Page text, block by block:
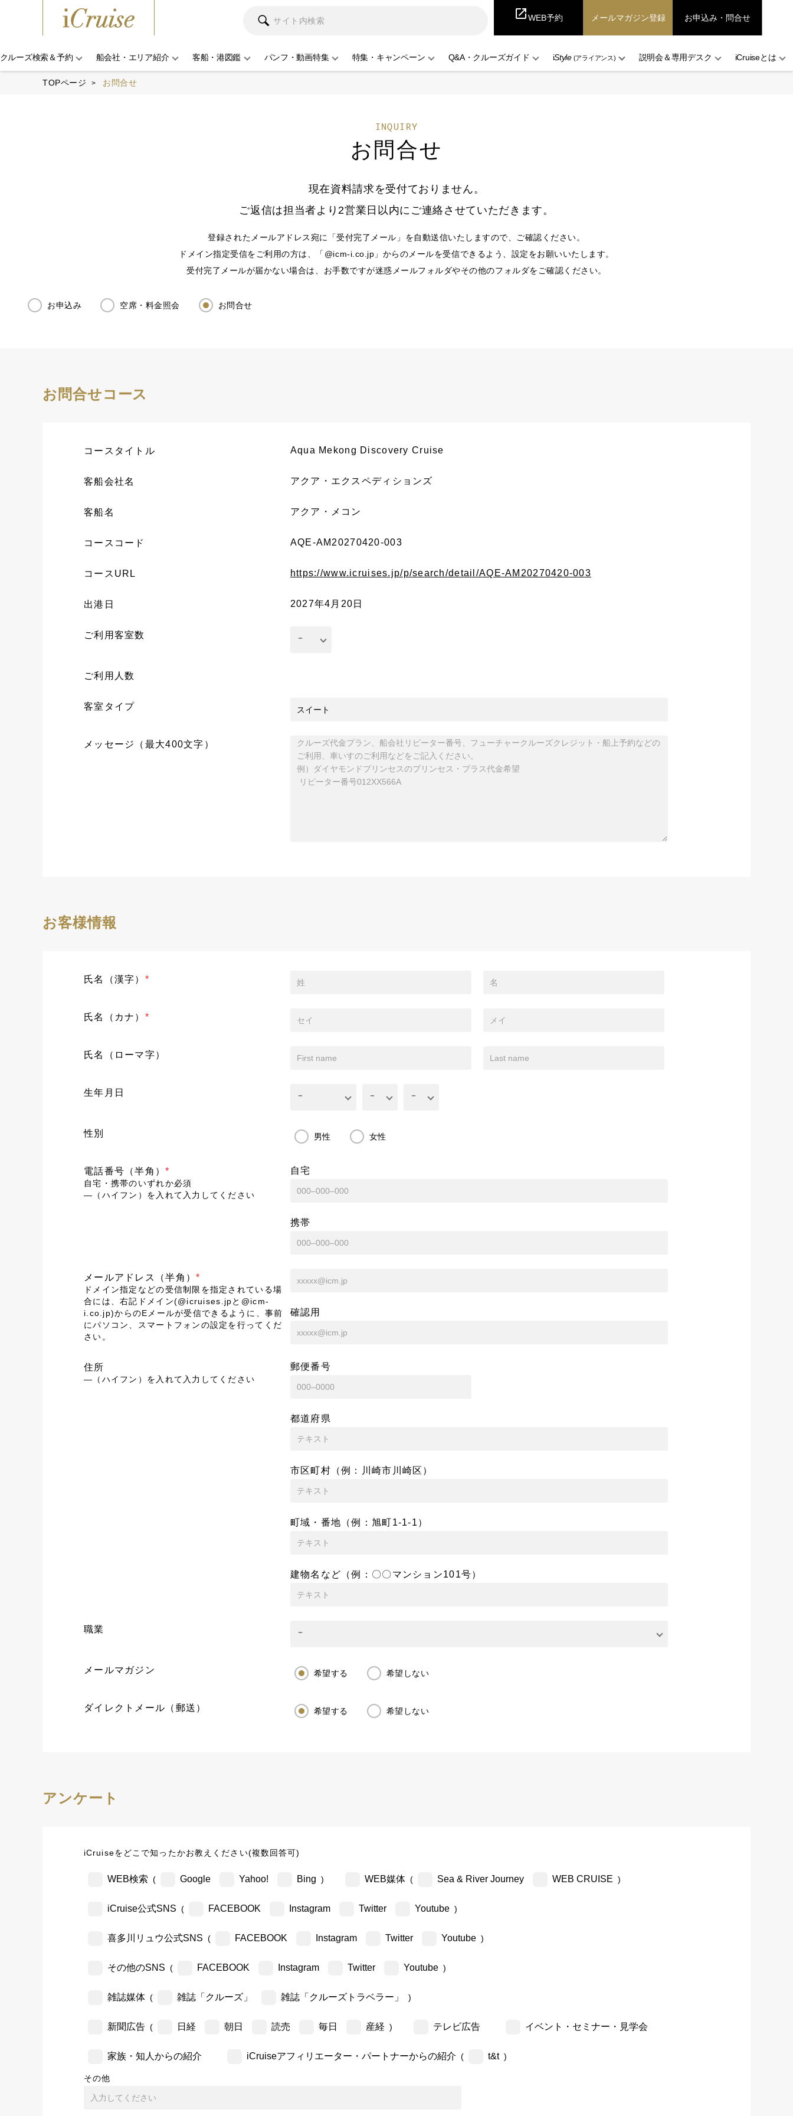
open_in_newWEB予約 メールマガジン登録 お申込み・問合せ
クルーズ検索＆予約 船会社・エリア紹介 客船・港図鑑 パンフ・動画特集 特集・キャンペーン Q&A・クルーズガイド iStyle(アライアンス) 説明会＆専用デスク iCruiseとは
TOPページ お問合せ
INQUIRY
お問合せ
現在資料請求を受付ておりません。
ご返信は担当者より2営業日以内にご連絡させていただきます。
登録されたメールアドレス宛に「受付完了メール」を自動送信いたしますので、ご確認ください。
ドメイン指定受信をご利用の方は、「@icm-i.co.jp」からのメールを受信できるよう、設定をお願いいたします。
受付完了メールが届かない場合は、お手数ですが迷惑メールフォルダやその他のフォルダをご確認ください。
お申込み 空席・料金照会 お問合せ
お問合せコース
コースタイトル Aqua Mekong Discovery Cruise
客船会社名 アクア・エクスペディションズ
客船名 アクア・メコン
コースコード AQE-AM20270420-003
コースURL https://www.icruises.jp/p/search/detail/AQE-AM20270420-003
出港日 2027年4月20日
ご利用客室数
ご利用人数
客室タイプ
メッセージ（最大400文字）
お客様情報
氏名（漢字） *
氏名（カナ） *
氏名（ローマ字）
生年月日
性別 男性 女性
電話番号（半角）*
自宅・携帯のいずれか必須
―（ハイフン）を入れて入力してください
自宅
携帯
メールアドレス（半角）*
ドメイン指定などの受信制限を指定されている場
合には、右記ドメイン(@icruises.jpと@icm-
i.co.jp)からのEメールが受信できるように、事前
にパソコン、スマートフォンの設定を行ってくだ
さい。
確認用
住所
―（ハイフン）を入れて入力してください
郵便番号
都道府県
市区町村（例：川崎市川崎区）
町域・番地（例：旭町1-1-1）
建物名など（例：〇〇マンション101号）
職業
メールマガジン 希望する 希望しない
ダイレクトメール（郵送） 希望する 希望しない
アンケート
iCruiseをどこで知ったかお教えください(複数回答可)
WEB検索 ( Google Yahoo! Bing ) WEB媒体 ( Sea & River Journey WEB CRUISE )
iCruise公式SNS ( FACEBOOK Instagram Twitter Youtube )
喜多川リュウ公式SNS ( FACEBOOK Instagram Twitter Youtube )
その他のSNS ( FACEBOOK Instagram Twitter Youtube )
雑誌媒体 ( 雑誌「クルーズ」 雑誌「クルーズトラベラー」 )
新聞広告 ( 日経 朝日 読売 毎日 産経 ) テレビ広告 イベント・セミナー・見学会
家族・知人からの紹介 iCruiseアフィリエーター・パートナーからの紹介 ( t&t )
その他